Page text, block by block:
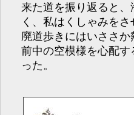
来た道を振り返ると
く、私はくしゃみをさ
廃道歩きにはいささ
前中の空模様を心配
った。